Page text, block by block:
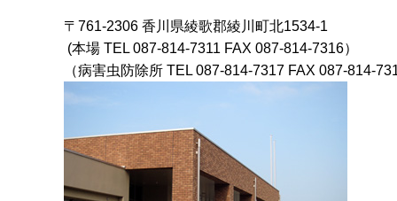
〒761-2306 香川県綾歌郡綾川町北1534-1
(本場 TEL 087-814-7311 FAX 087-814-7316）
（病害虫防除所 TEL 087-814-7317 FAX 087-814-